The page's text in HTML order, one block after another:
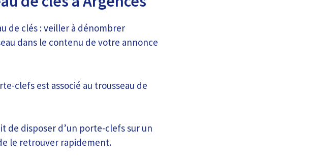
de clés : veiller à dénombrer
dans le contenu de votre annonce
clefs est associé au trousseau de
de disposer d’un porte-clefs sur un
le retrouver rapidement.